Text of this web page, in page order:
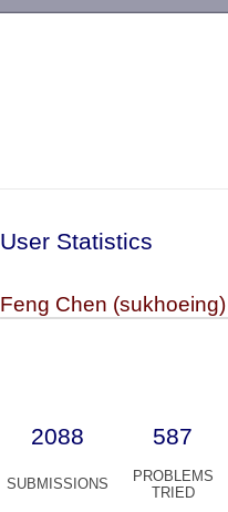
User Statistics
Feng Chen (sukhoeing)
2088 587
SUBMISSIONS
PROBLEMS
TRIED